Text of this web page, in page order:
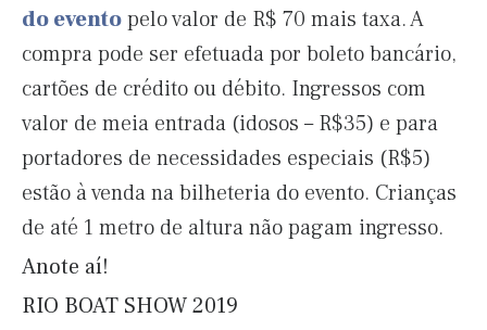
do eventopelo valor de R$ 70 mais taxa. A
compra pode ser efetuada por boleto bancário,
cartões de crédito ou débito. Ingressos com
valor de meia entrada (idosos – R$35) e para
portadores de necessidades especiais (R$5)
estão à venda na bilheteria do evento. Crianças
de até 1 metro de altura não pagam ingresso.
Anote aí!
RIO BOAT SHOW 2019